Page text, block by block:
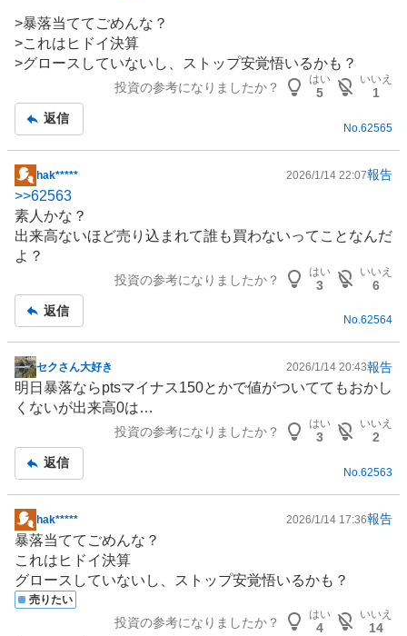
>暴落当ててごめんな？
>これはヒドイ決算
>グロースしていないし、ストップ安覚悟いるかも？
投資の参考になりましたか？
はい
5
いいえ
1
返信
No. 62565
掲
示
板
記
事
hak***** 2026/1/14 22:07報告
>>62563
素人かな？
出来高ないほど売り込まれて誰も買わないってことなんだ
よ？
投資の参考になりましたか？
はい
3
いいえ
6
返信
No.62564
掲
示
板
セクさん大好き 2026/1/14 20:43報告
明日暴落ならptsマイナス150とかで値がついててもおかし
くないが出来高0は…
投資の参考になりましたか？
はい
3
いいえ
2
返信
No. 62563
掲
示
板
記
事
hak***** 2026/1/14 17:36報告
暴落当ててごめんな？
これはヒドイ決算
グロースしていないし、ストップ安覚悟いるかも？
売りたい
投資の参考になりましたか？
はい
4
いいえ
14